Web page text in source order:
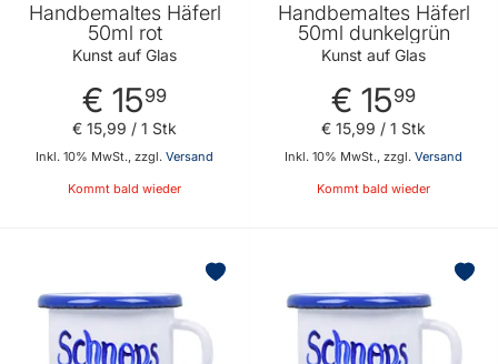
Handbemaltes Häferl
50ml rot
Kunst auf Glas
€ 1599
Inkl. 10% MwSt., zzgl. Versand
€ 15,99 / 1 Stk
Kommt bald wieder
Handbemaltes Häferl
50ml dunkelgrün
Kunst auf Glas
€ 1599
Inkl. 10% MwSt., zzgl. Versand
€ 15,99 / 1 Stk
Kommt bald wieder